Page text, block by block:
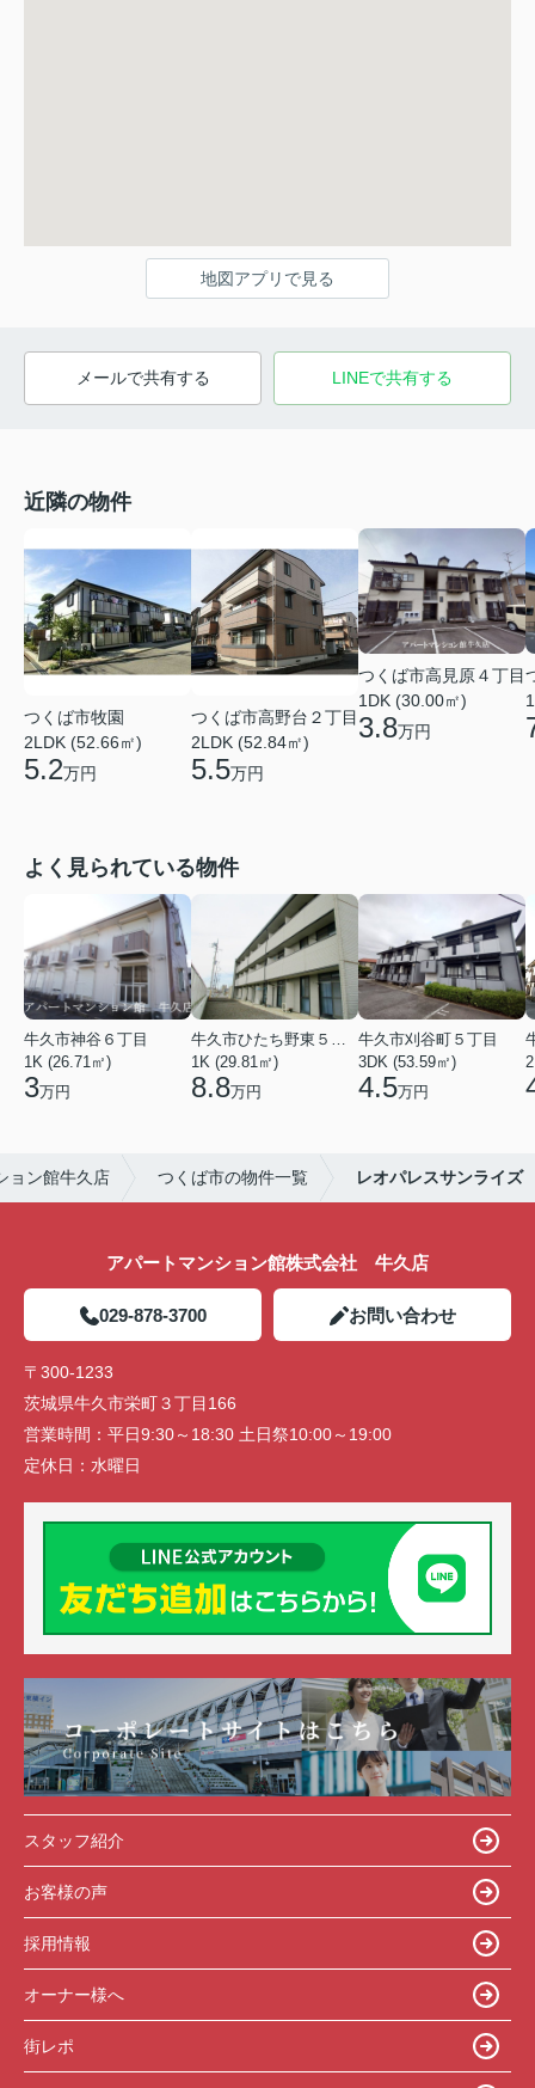
地図アプリで見る
メールで共有する LINEで共有する
近隣の物件
つくば市牧園
2LDK (52.66㎡)
5.2万円
つくば市高野台２丁目
2LDK (52.84㎡)
5.5万円
つくば市高見原４丁目
1DK (30.00㎡)
3.8万円
よく見られている物件
牛久市神谷６丁目
1K (26.71㎡)
3万円
牛久市ひたち野東５丁目
1K (29.81㎡)
8.8万円
牛久市刈谷町５丁目
3DK (53.59㎡)
4.5万円
ョン館牛久店 つくば市の物件一覧 レオパレスサンライズ
アパートマンション館株式会社 牛久店
029-878-3700 お問い合わせ
〒300-1233
茨城県牛久市栄町３丁目166
営業時間： 平日9:30～18:30 土日祭10:00～19:00
定休日： 水曜日
スタッフ紹介
お客様の声
採用情報
オーナー様へ
街レポ